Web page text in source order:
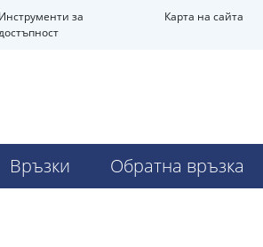
Инструменти за
Карта на сайта
Връзки Обратна връзка